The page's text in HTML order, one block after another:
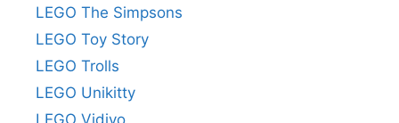
LEGO The Simpsons
LEGO Toy Story
LEGO Trolls
LEGO Unikitty